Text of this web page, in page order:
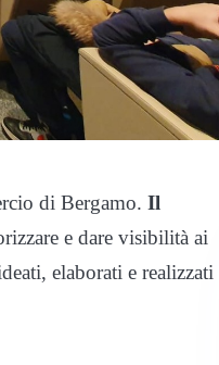
di Bergamo. Il
e dare visibilità ai
elaborati e realizzati